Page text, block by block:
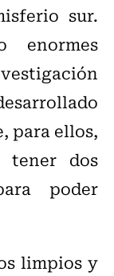
sur.
enormes
para ellos,
tener dos
poder
limpios y